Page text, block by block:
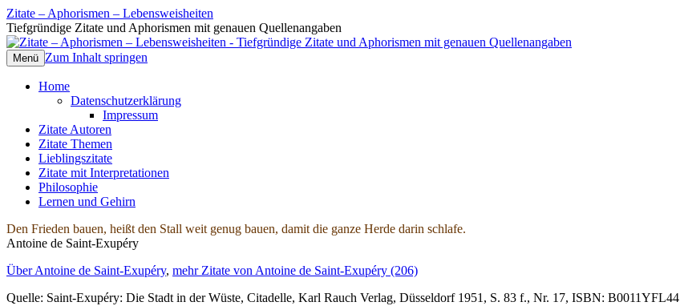
Zitate – Aphorismen – Lebensweisheiten
Tiefgründige Zitate und Aphorismen mit genauen Quellenangaben
Menü Zum Inhalt springen
Home
Datenschutzerklärung
Impressum
Zitate Autoren
Zitate Themen
Lieblingszitate
Zitate mit Interpretationen
Philosophie
Lernen und Gehirn
Den Frieden bauen, heißt den Stall weit genug bauen, damit die ganze Herde darin schlafe.
Antoine de Saint-Exupéry
Über Antoine de Saint-Exupéry, mehr Zitate von Antoine de Saint-Exupéry (206)
Quelle: Saint-Exupéry: Die Stadt in der Wüste, Citadelle, Karl Rauch Verlag, Düsseldorf 1951, S. 83 f., Nr. 17, ISBN: B0011YFL44